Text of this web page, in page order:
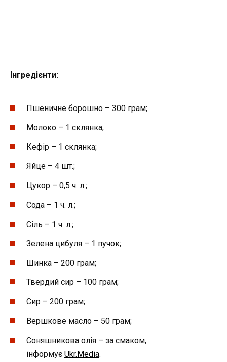
Інгредієнти:
Пшеничне борошно – 300 грам;
Молоко – 1 склянка;
Кефір – 1 склянка;
Яйце – 4 шт.;
Цукор – 0,5 ч. л.;
Сода – 1 ч. л.;
Сіль – 1 ч. л.;
Зелена цибуля – 1 пучок;
Шинка – 200 грам;
Твердий сир – 100 грам;
Сир – 200 грам;
Вершкове масло – 50 грам;
Соняшникова олія – за смаком,
інформує Ukr.Media.